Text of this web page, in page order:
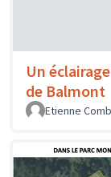
Un
de Balmont
Etienne